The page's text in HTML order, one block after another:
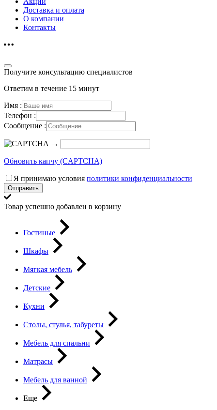
Доставка и оплата
О компании
Контакты
Получите консультацию специалистов
Ответим в течение 15 минут
Имя :
Телефон :
Сообщение :
→
Обновить капчу (CAPTCHA)
Я принимаю условия политики конфиденциальности
Отправить
Товар успешно добавлен в корзину
Гостиные
Шкафы
Мягкая мебель
Детские
Кухни
Столы, стулья, табуреты
Мебель для спальни
Матрасы
Мебель для ванной
Еще